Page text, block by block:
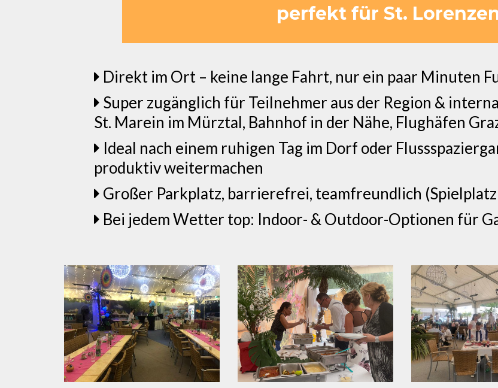
perfekt für St.
Direkt im Ort – keine lange Fahrt, nur ein paar Minuten
Super zugänglich für Teilnehmer aus der Region &
St. Marein im Mürztal, Bahnhof in der Nähe, Flughäfen
Ideal nach einem ruhigen Tag im Dorf oder
produktiv weitermachen
Großer Parkplatz, barrierefrei, teamfreundlich
Bei jedem Wetter top: Indoor- & Outdoor-Optionen für